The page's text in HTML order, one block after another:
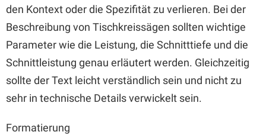
den Kontext oder die Spezifität zu verlieren. Bei der
Beschreibung von Tischkreissägen sollten wichtige
Parameter wie die Leistung, die Schnitttiefe und die
Schnittleistung genau erläutert werden. Gleichzeitig
sollte der Text leicht verständlich sein und nicht zu
sehr in technische Details verwickelt sein.
Formatierung